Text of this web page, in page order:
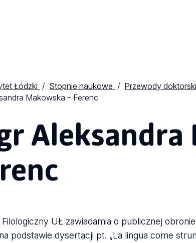
Łódzki Stopnie naukowe
Przewody
Makowska – Ferenc
Aleksandra
Filologiczny UŁ zawiadamia o publicznej
podstawie dysertacji pt. „La lingua come